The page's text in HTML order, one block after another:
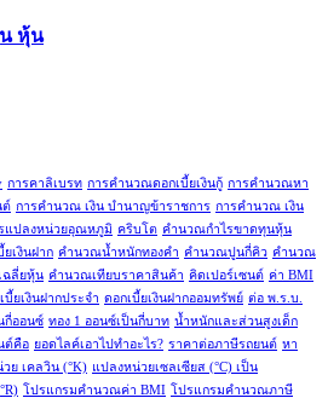
หุ้น
การคาลิเบรท การคำนวณดอกเบี้ยเงินกู้ การคำนวณหา
ต์ การคำนวณ เงิน บำนาญข้าราชการ การคำนวณ เงิน
แปลงหน่วยอุณหภูมิ คริบโต คำนวณกำไรขาดทุนหุ้น
เงินฝาก คำนวณน้ำหนักทองคำ คำนวณปูนกี่คิว คำนวณ
ฉลี่ยหุ้น คำนวณเทียบราคาสินค้า คิดเปอร์เซนต์ ค่า BMI
บี้ยเงินฝากประจำ ดอกเบี้ยเงินฝากออมทรัพย์ ต่อ พ.ร.บ.
กี่ออนซ์ ทอง 1 ออนซ์เป็นกี่บาท น้ำหนักและส่วนสูงเด็ก
ต์คือ ยอดไลค์เอาไปทำอะไร? ราคาต่อภาษีรถยนต์ หา
ย เคลวิน (°K) แปลงหน่วยเซลเซียส (°C) เป็น
โปรแกรมคำนวณค่า BMI โปรแกรมคำนวณภาษี